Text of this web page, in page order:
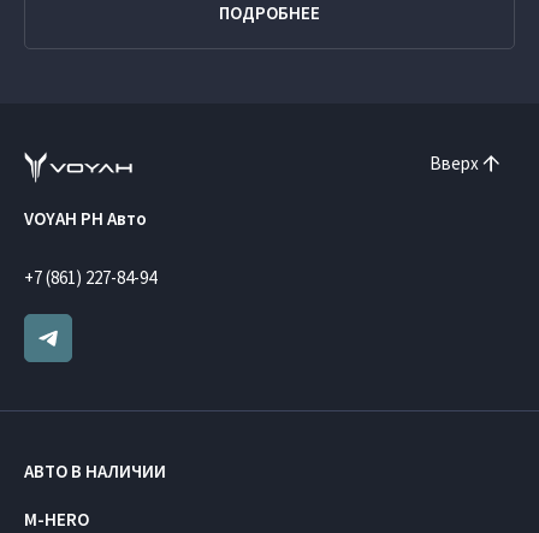
ПОДРОБНЕЕ
Вверх
VOYAH РН Авто
+7 (861) 227-84-94
АВТО В НАЛИЧИИ
M-HERO